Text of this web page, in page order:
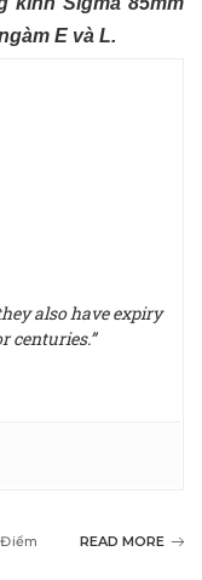
E và L.
also have expiry
centuries.”
READ MORE